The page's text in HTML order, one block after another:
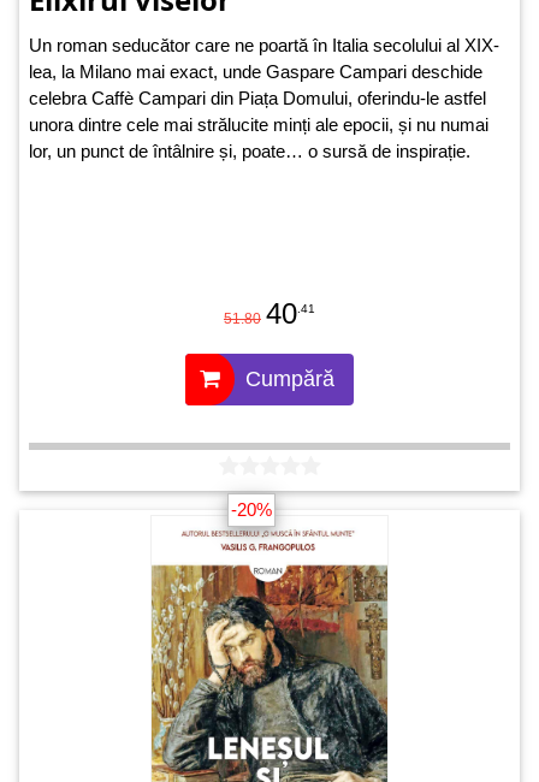
Un roman seducător care ne poartă în Italia secolului al XIX-
lea, la Milano mai exact, unde Gaspare Campari deschide
celebra Caffè Campari din Piața Domului, oferindu-le astfel
unora dintre cele mai strălucite minți ale epocii, și nu numai
lor, un punct de întâlnire și, poate… o sursă de inspirație.
51.80 40 .41
Cumpără
-20%